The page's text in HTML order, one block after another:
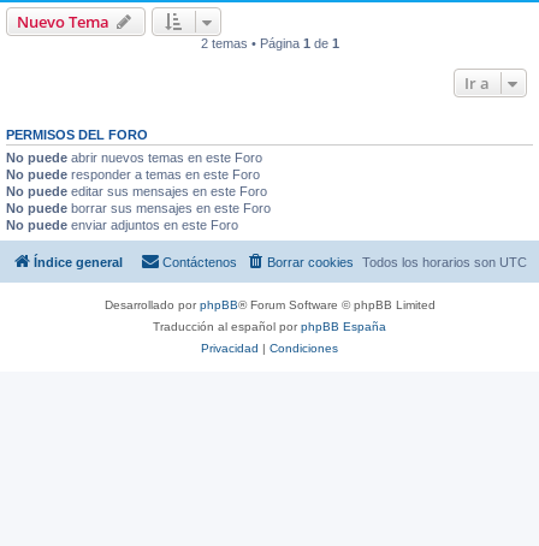
Nuevo Tema
2 temas • Página 1 de 1
Ir a
PERMISOS DEL FORO
No puede abrir nuevos temas en este Foro
No puede responder a temas en este Foro
No puede editar sus mensajes en este Foro
No puede borrar sus mensajes en este Foro
No puede enviar adjuntos en este Foro
Índice general Todos los horarios son UTC
Borrar cookies
Contáctenos
Desarrollado porphpBB® Forum Software © phpBB Limited
Traducción al español porphpBB España
Privacidad | Condiciones